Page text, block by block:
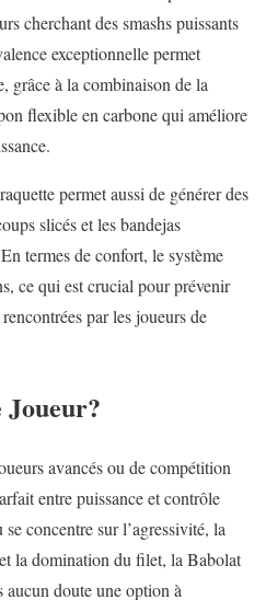
cherchant des smashs puissants
exceptionnelle permet
grâce à la combinaison de la
flexible en carbone qui améliore
permet aussi de générer des
slicés et les bandejas
termes de confort, le système
ce qui est crucial pour prévenir
par les joueurs de
Joueur?
avancés ou de compétition
entre puissance et contrôle
concentre sur l’agressivité, la
la domination du filet, la Babolat
doute une option à